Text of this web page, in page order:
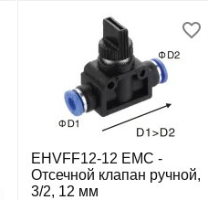
EHVFF12-12 EMC -
Отсечной клапан ручной,
3/2, 12 мм